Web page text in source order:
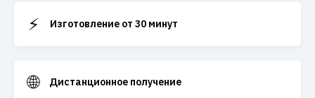
⚡ Изготовление от 30 минут
🌐 Дистанционное получение